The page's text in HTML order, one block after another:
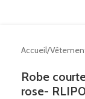
Accueil/
Robe
rose-